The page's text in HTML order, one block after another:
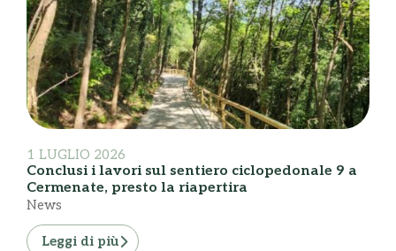
1 LUGLIO 2026
Conclusi i lavori sul sentiero ciclopedonale 9 a
Cermenate, presto la riapertira
News
Leggi di più